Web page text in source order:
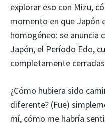
explorar eso con Mizu,
momento en que Japón
homogéneo: se anuncia
Japón, el Período Edo,
completamente
¿Cómo hubiera sido
diferente? (Fue)
mí, cómo me habría